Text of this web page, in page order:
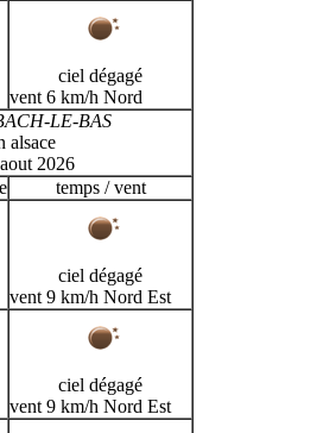
ciel dégagé
vent 6 km/h Nord
LE-BAS
alsace
2026
temps / vent
ciel dégagé
vent 9 km/h Nord Est
ciel dégagé
vent 9 km/h Nord Est